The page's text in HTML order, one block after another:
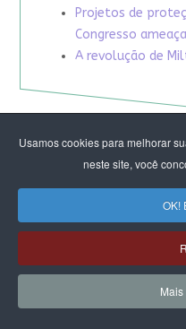
Usamos cookies para melhorar
neste site, você
OK!
Projetos de
Congresso
A revolução de